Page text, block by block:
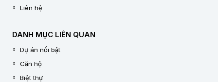
Liên hệ
DANH MỤC LIÊN QUAN
Dự án nổi bật
Căn hộ
Biệt thự